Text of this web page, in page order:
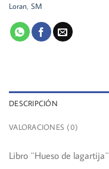
Loran SM
DESCRIPCIÓN
VALORACIONES (0)
Libro ¨Hueso de lagartija¨